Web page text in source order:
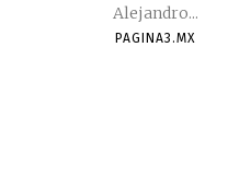
Alejandro...
PAGINA3.MX